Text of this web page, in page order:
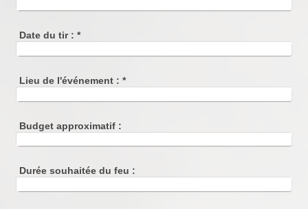
Date du tir : *
Lieu de l'événement : *
Budget approximatif :
Durée souhaitée du feu :